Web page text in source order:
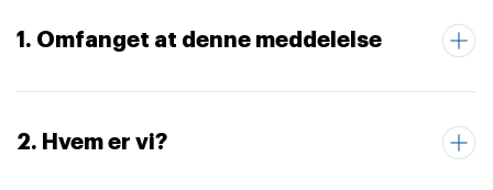
1. Omfanget at denne meddelelse
2. Hvem er vi?